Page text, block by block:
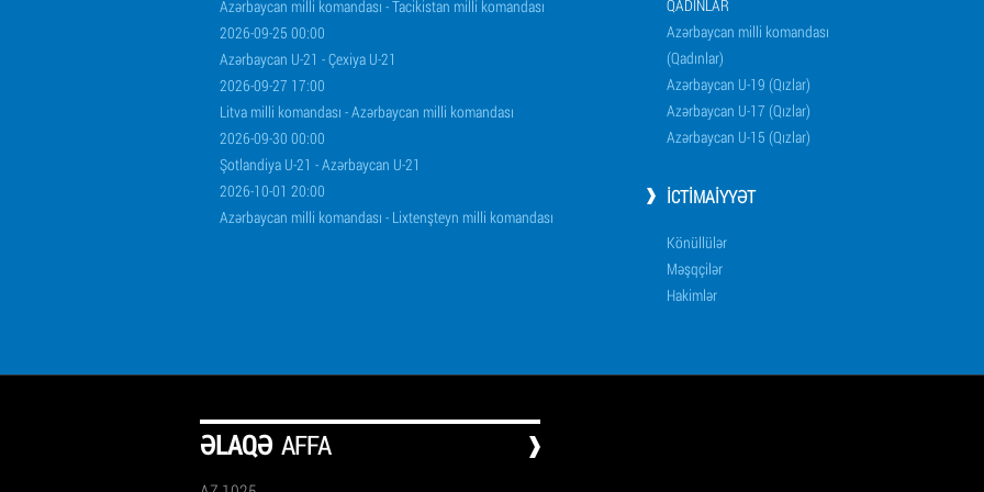
Azərbaycan milli komandası - Tacikistan milli komandası
2026-09-25 00:00
Azərbaycan U-21 - Çexiya U-21
2026-09-27 17:00
Litva milli komandası - Azərbaycan milli komandası
2026-09-30 00:00
Şotlandiya U-21 - Azərbaycan U-21
2026-10-01 20:00
Azərbaycan milli komandası - Lixtenşteyn milli komandası
QADINLAR
Azərbaycan milli komandası
(Qadınlar)
Azərbaycan U-19 (Qızlar)
Azərbaycan U-17 (Qızlar)
Azərbaycan U-15 (Qızlar)
İCTIMAIYYƏT
Könüllülər
Məşqçilər
Hakimlər
ƏLAQƏ AFFA